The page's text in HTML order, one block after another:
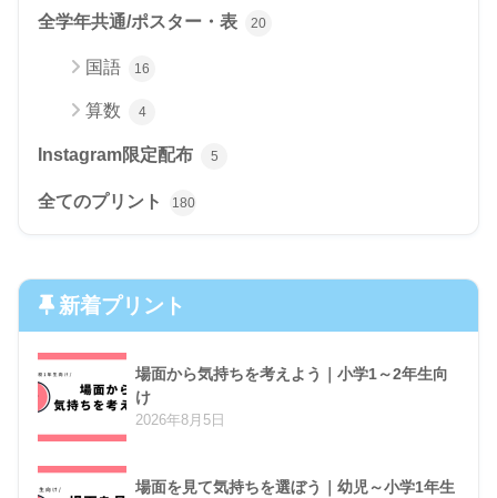
全学年共通/ポスター・表 20
国語 16
算数 4
Instagram限定配布 5
全てのプリント 180
新着プリント
場面から気持ちを考えよう｜小学1～2年生向
け
2026年8月5日
場面を見て気持ちを選ぼう｜幼児～小学1年生